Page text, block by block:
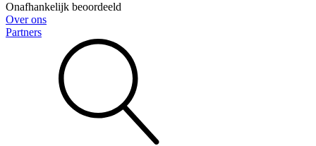
Onafhankelijk beoordeeld
Over ons
Partners